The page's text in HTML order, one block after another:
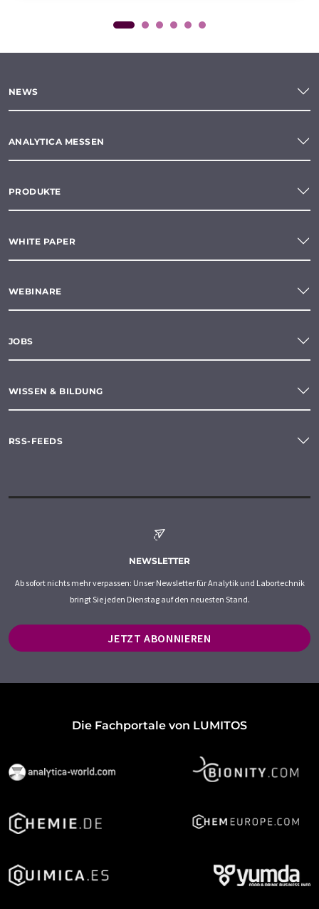
NEWS
ANALYTICA MESSEN
PRODUKTE
WHITE PAPER
WEBINARE
JOBS
WISSEN & BILDUNG
RSS-FEEDS
NEWSLETTER
Ab sofort nichts mehr verpassen: Unser Newsletter für Analytik und Labortechnik
bringt Sie jeden Dienstag auf den neuesten Stand.
JETZT ABONNIEREN
Die Fachportale von LUMITOS